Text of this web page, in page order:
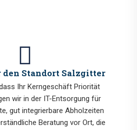
Standort Salzgitter
Ihr Kerngeschäft Priorität
wir in der IT-Entsorgung für
gut integrierbare Abholzeiten
Beratung vor Ort, die